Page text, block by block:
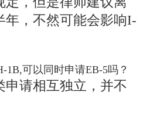
年，不然可能会影响I-
1B,可以同时申请EB-5吗？
申请相互独立，并不